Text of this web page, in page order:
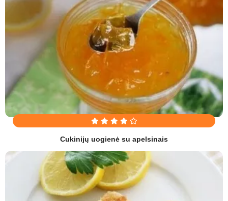
Cukinijų uogienė su apelsinais